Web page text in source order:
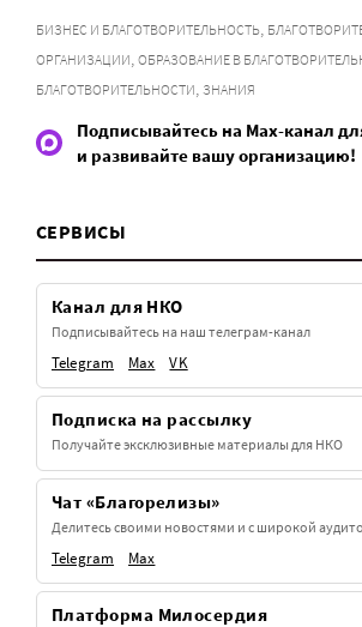
БИЗНЕС И БЛАГОТВОРИТЕЛЬНОСТЬ
ОРГАНИЗАЦИИ ОБРАЗОВАНИЕ В
БЛАГОТВОРИТЕЛЬНОСТИ ЗНАНИЯ
Подписывайтесь на Max-канал
и развивайте вашу организацию!
СЕРВИСЫ
Канал для НКО
Подписывайтесь на наш телеграм-канал
Telegram Max VK
Подписка на рассылку
Получайте эксклюзивные материалы для НКО
Чат «Благорелизы»
Делитесь своими новостями и с широкой
Telegram Max
Платформа Милосердия